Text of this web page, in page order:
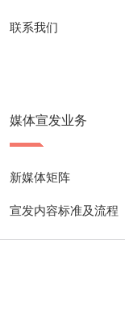
联系我们
媒体宣发业务
新媒体矩阵
宣发内容标准及流程